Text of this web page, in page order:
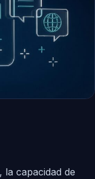
la capacidad de